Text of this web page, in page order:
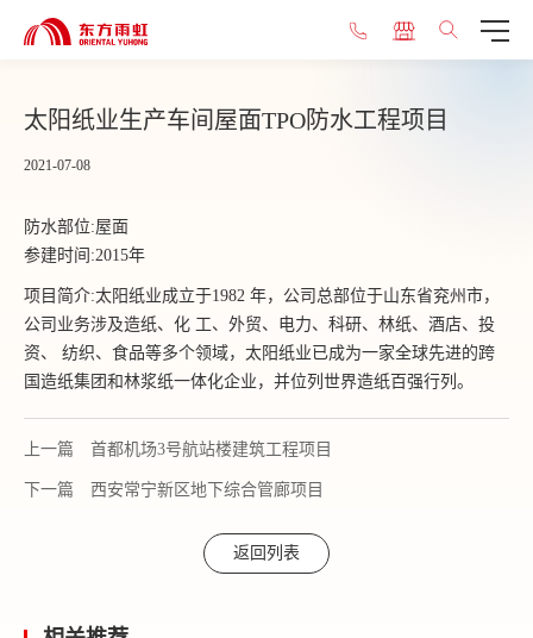
太阳纸业生产车间屋面TPO防水工程项目
2021-07-08
防水部位:屋面
参建时间:2015年
项目简介:太阳纸业成立于1982 年，公司总部位于山东省兖州市，
公司业务涉及造纸、化 工、外贸、电力、科研、林纸、酒店、投
资、 纺织、食品等多个领域，太阳纸业已成为一家全球先进的跨
国造纸集团和林浆纸一体化企业，并位列世界造纸百强行列。
上一篇 首都机场3号航站楼建筑工程项目
下一篇 西安常宁新区地下综合管廊项目
返回列表